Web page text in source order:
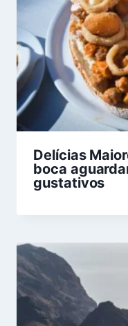
Delícias
boca
gustativos